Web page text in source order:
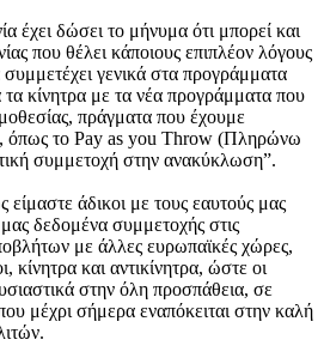
έχει δώσει το μήνυμα ότι μπορεί και
που θέλει κάποιους επιπλέον λόγους
γενικά στα προγράμματα
τα κίνητρα με τα νέα προγράμματα που
πράγματα που έχουμε
όπως το Pay as you Throw (Πληρώνω
συμμετοχή στην ανακύκλωση”.
άδικοι με τους εαυτούς μας
δεδομένα συμμετοχής στις
με άλλες ευρωπαϊκές χώρες,
κίνητρα και αντικίνητρα, ώστε οι
στην όλη προσπάθεια, σε
μέχρι σήμερα εναπόκειται στην καλή